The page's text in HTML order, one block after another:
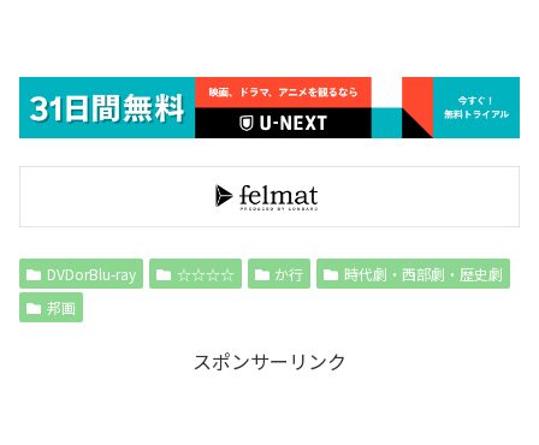
DVDorBlu-ray ☆☆☆☆ か行
時代劇・西部劇・歴史劇
邦画
スポンサーリンク